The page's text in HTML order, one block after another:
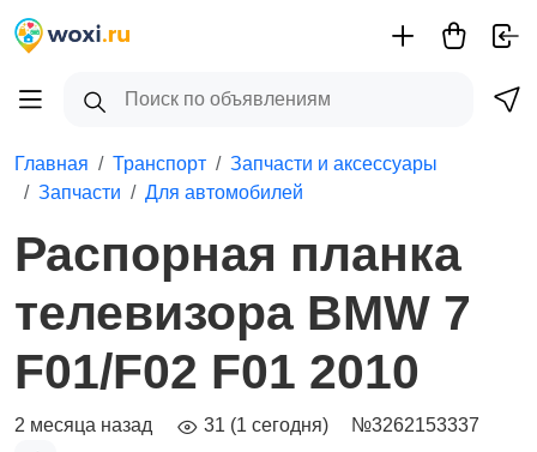
Главная Транспорт
Запчасти и аксессуары
Запчасти
Для автомобилей
Распорная планка
телевизора BMW 7
F01/F02 F01 2010
2 месяца назад 31 (1 сегодня) №3262153337